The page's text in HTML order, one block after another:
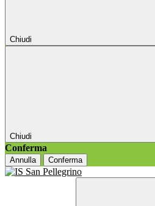
Chiudi
Chiudi
Conferma
Annulla Conferma